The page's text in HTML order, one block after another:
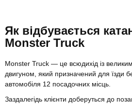
Як відбувається
Monster Truck
Monster Truck — це всюдихід із
двигуном, який призначений для їзди
автомобіля 12 посадочних місць.
Заздалегідь клієнти доберуться до